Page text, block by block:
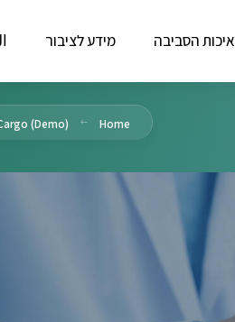
איכות הסביבה מידע לציבור
Home
(Demo)